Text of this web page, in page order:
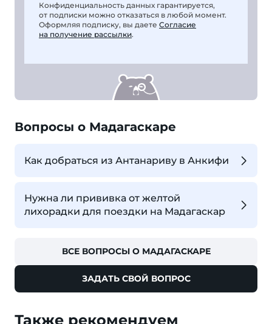
Конфиденциальность данных гарантируется,
от подписки можно отказаться в любой момент.
Оформляя подписку, вы даете Согласие
на получение рассылки.
Вопросы о Мадагаскаре
Как добраться из Антанариву в Анкифи
Нужна ли прививка от желтой
лихорадки для поездки на Мадагаскар
ВСЕ ВОПРОСЫ О МАДАГАСКАРЕ
ЗАДАТЬ СВОЙ ВОПРОС
Также рекомендуем